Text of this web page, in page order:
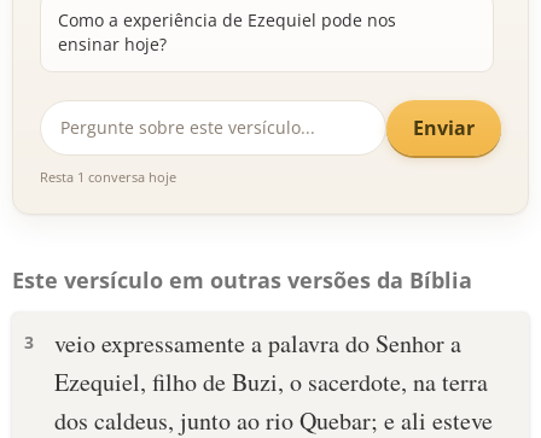
Como a experiência de Ezequiel pode nos
ensinar hoje?
Enviar
Resta 1 conversa hoje
Este versículo em outras versões da Bíblia
3
veio expressamente a palavra do Senhor a
Ezequiel, filho de Buzi, o sacerdote, na terra
dos caldeus, junto ao rio Quebar; e ali esteve